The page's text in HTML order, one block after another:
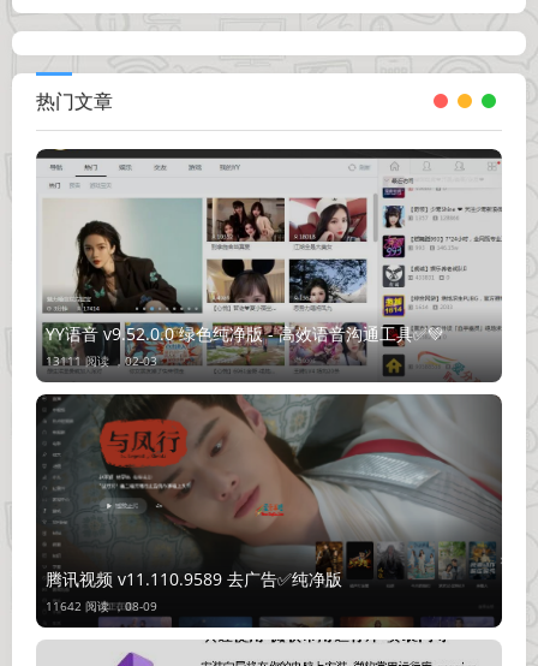
热门文章
YY语音 v9.52.0.0 绿色纯净版 - 高效语音沟通工具✅💚
13111 阅读 ， 02-03
腾讯视频 v11.110.9589 去广告✅纯净版
11642 阅读 ，08-09